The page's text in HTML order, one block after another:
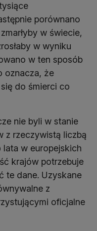
porównano
w świecie,
w wyniku
w ten sposób
oznacza, że
do śmierci co
nie byli w stanie
z rzeczywistą liczbą
w europejskich
krajów potrzebuje
te dane. Uzyskane
z
oficjalne